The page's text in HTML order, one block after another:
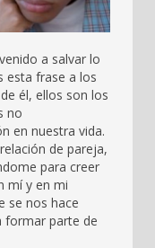
a salvar lo
esta frase a los
él, ellos son los
no
en nuestra vida.
de pareja,
para creer
mí y en mi
se nos hace
formar parte de